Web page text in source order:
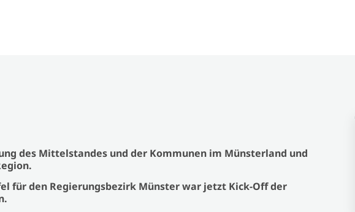
des Mittelstandes und der Kommunen im Münsterland und
für den Regierungsbezirk Münster war jetzt Kick-Off der